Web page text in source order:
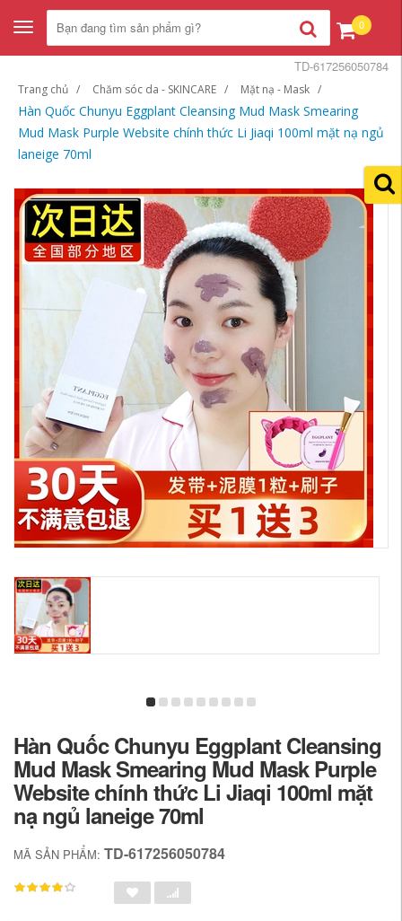
Toggle
navigation
0
Trang chủ Chăm sóc da - SKINCARE Mặt nạ - Mask
Hàn Quốc Chunyu Eggplant Cleansing Mud Mask Smearing
Mud Mask Purple Website chính thức Li Jiaqi 100ml mặt nạ ngủ
laneige 70ml
TD-617256050784
Hàn Quốc Chunyu Eggplant Cleansing
Mud Mask Smearing Mud Mask Purple
Website chính thức Li Jiaqi 100ml mặt
nạ ngủ laneige 70ml
MÃ SẢN PHẨM: TD-617256050784